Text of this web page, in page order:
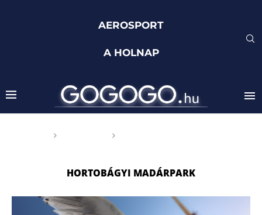
AEROSPORT
A HOLNAP
HORTOBÁGYI MADÁRPARK